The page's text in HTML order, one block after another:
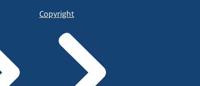
Copyright